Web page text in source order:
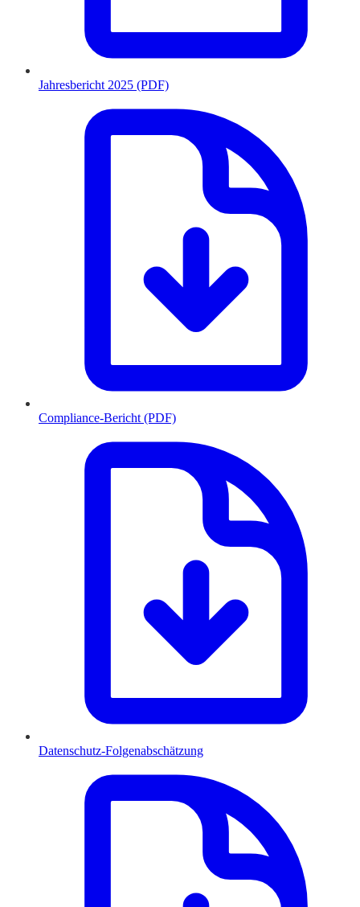
Jahresbericht 2025 (PDF)
Compliance-Bericht (PDF)
Datenschutz-Folgenabschätzung